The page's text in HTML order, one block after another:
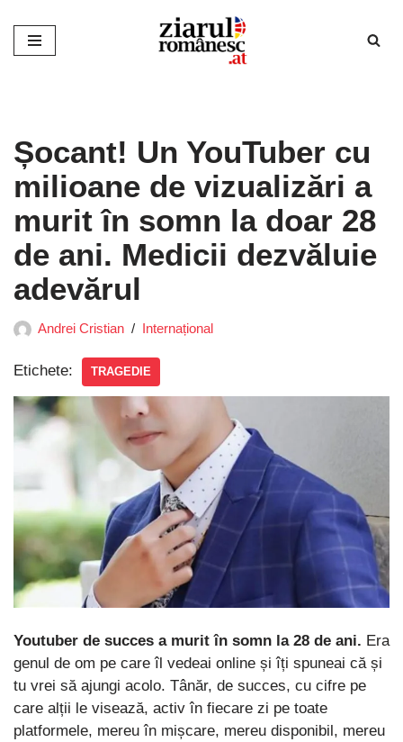
Sari
Șocant! Un YouTuber cu
milioane de vizualizări a
murit în somn la doar 28
de ani. Medicii dezvăluie
adevărul
Andrei Cristian Internațional
Etichete: TRAGEDIE
Youtuber de succes a murit în somn la 28 de ani. Era
genul de om pe care îl vedeai online și îți spuneai că și
tu vrei să ajungi acolo. Tânăr, de succes, cu cifre pe
care alții le visează, activ în fiecare zi pe toate
platformele, mereu în mișcare, mereu disponibil, mereu